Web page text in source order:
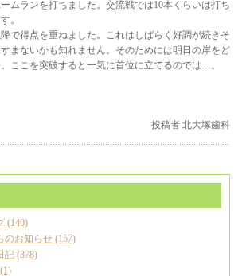
ムランを打ちました。交流戦では10本くらいは打ち
。
で得点を重ねました。これはしばらく好調が続きそ
まないかも知れません。そのためには明日の岸をど
ここを突破すると一気に首位に立てるのでは…。
投稿者 北大塚歯科
(140)
のお知らせ (157)
記 (378)